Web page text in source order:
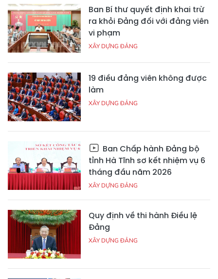
Ban Bí thư quyết định khai trừ
ra khỏi Đảng đối với đảng viên
vi phạm
XÂY DỰNG ĐẢNG
19 điều đảng viên không được
làm
XÂY DỰNG ĐẢNG
Ban Chấp hành Đảng bộ
tỉnh Hà Tĩnh sơ kết nhiệm vụ 6
tháng đầu năm 2026
XÂY DỰNG ĐẢNG
Quy định về thi hành Điều lệ
Đảng
XÂY DỰNG ĐẢNG